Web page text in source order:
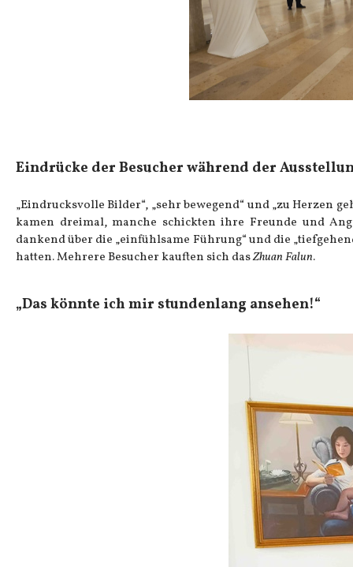
Eindrücke der Besucher während der
„Eindrucksvolle Bilder“, „sehr bewegend“ und „zu Herzen
kamen dreimal, manche schickten ihre Freunde und
dankend über die „einfühlsame Führung“ und die
hatten. Mehrere Besucher kauften sich dasZhuan Falun.
„Das könnte ich mir stundenlang ansehen!“